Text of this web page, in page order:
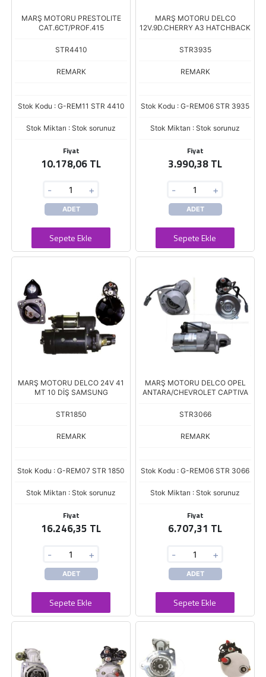
MARŞ MOTORU PRESTOLITE
CAT.6CT/PROF.415
STR4410
REMARK
Stok Kodu : G-REM11 STR 4410
Stok Miktarı : Stok sorunuz
Fiyat
10.178,06 TL
- +
ADET
Sepete Ekle
MARŞ MOTORU DELCO
12V.9D.CHERRY A3 HATCHBACK
STR3935
REMARK
Stok Kodu : G-REM06 STR 3935
Stok Miktarı : Stok sorunuz
Fiyat
3.990,38 TL
- +
ADET
Sepete Ekle
MARŞ MOTORU DELCO 24V 41
MT 10 DİŞ SAMSUNG
STR1850
REMARK
Stok Kodu : G-REM07 STR 1850
Stok Miktarı : Stok sorunuz
Fiyat
16.246,35 TL
- +
ADET
Sepete Ekle
MARŞ MOTORU DELCO OPEL
ANTARA/CHEVROLET CAPTIVA
STR3066
REMARK
Stok Kodu : G-REM06 STR 3066
Stok Miktarı : Stok sorunuz
Fiyat
6.707,31 TL
- +
ADET
Sepete Ekle